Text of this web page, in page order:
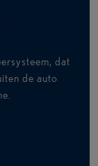
dat
de auto